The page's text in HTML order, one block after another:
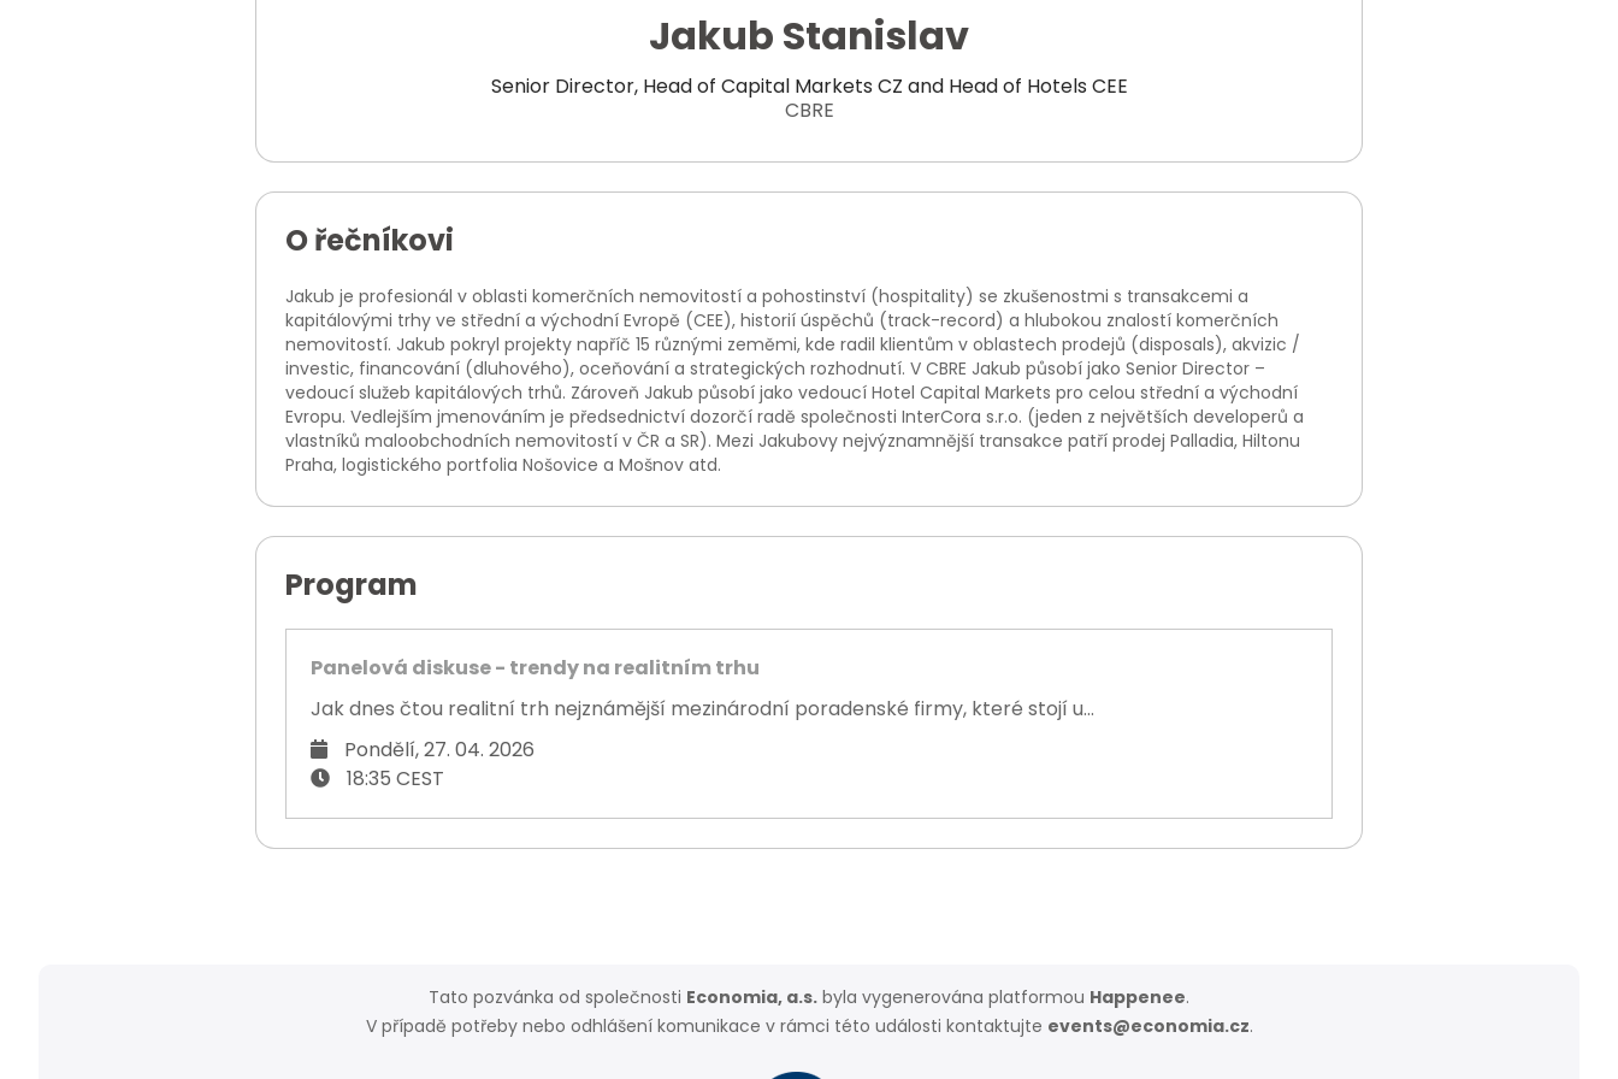
Jakub Stanislav
Senior Director, Head of Capital Markets CZ and Head of Hotels CEE
CBRE
O řečníkovi
Jakub je profesionál v oblasti komerčních nemovitostí a pohostinství (hospitality) se zkušenostmi s transakcemi a
kapitálovými trhy ve střední a východní Evropě (CEE), historií úspěchů (track-record) a hlubokou znalostí komerčních
nemovitostí. Jakub pokryl projekty napříč 15 různými zeměmi, kde radil klientům v oblastech prodejů (disposals), akvizic /
investic, financování (dluhového), oceňování a strategických rozhodnutí. V CBRE Jakub působí jako Senior Director –
vedoucí služeb kapitálových trhů. Zároveň Jakub působí jako vedoucí Hotel Capital Markets pro celou střední a východní
Evropu. Vedlejším jmenováním je předsednictví dozorčí radě společnosti InterCora s.r.o. (jeden z největších developerů a
vlastníků maloobchodních nemovitostí v ČR a SR). Mezi Jakubovy nejvýznamnější transakce patří prodej Palladia, Hiltonu
Praha, logistického portfolia Nošovice a Mošnov atd.
Program
Panelová diskuse - trendy na realitním trhu
Jak dnes čtou realitní trh nejznámější mezinárodní poradenské firmy, které stojí u...
Pondělí, 27. 04. 2026
18:35 CEST
Tato pozvánka od společnosti Economia, a.s. byla vygenerována platformou Happenee.
V případě potřeby nebo odhlášení komunikace v rámci této události kontaktujte events@economia.cz.